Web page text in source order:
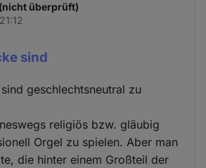
überprüft)
sind
geschlechtsneutral zu
religiös bzw. gläubig
Orgel zu spielen. Aber man
die hinter einem Großteil der